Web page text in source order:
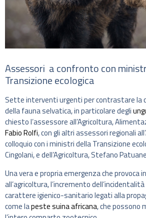
Assessori a confronto con
Transizione ecologica
Sette interventi urgenti per contrastare la
della fauna selvatica, in particolare degli
chiesto l’assessore all’Agricoltura,
Fabio Rolfi, con gli altri assessori regionali
colloquio con i ministri della Transizione
Cingolani, e dell’Agricoltura, Stefano
Una vera e propria emergenza che provoca
all’agricoltura, l’incremento
carattere igienico-sanitario legati alla
come lapeste suina africana, che possono